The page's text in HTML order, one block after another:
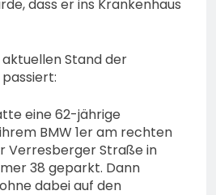
dass er ins Krankenhaus
Stand der
eine 62-jährige
BMW 1er am rechten
Verresberger Straße in
38 geparkt. Dann
dabei auf den